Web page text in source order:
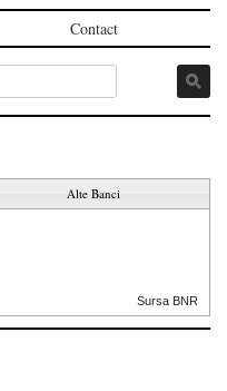
Contact
Alte Banci
Sursa BNR